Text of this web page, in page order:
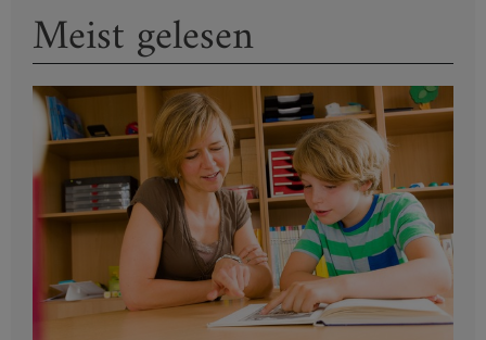
Meist gelesen